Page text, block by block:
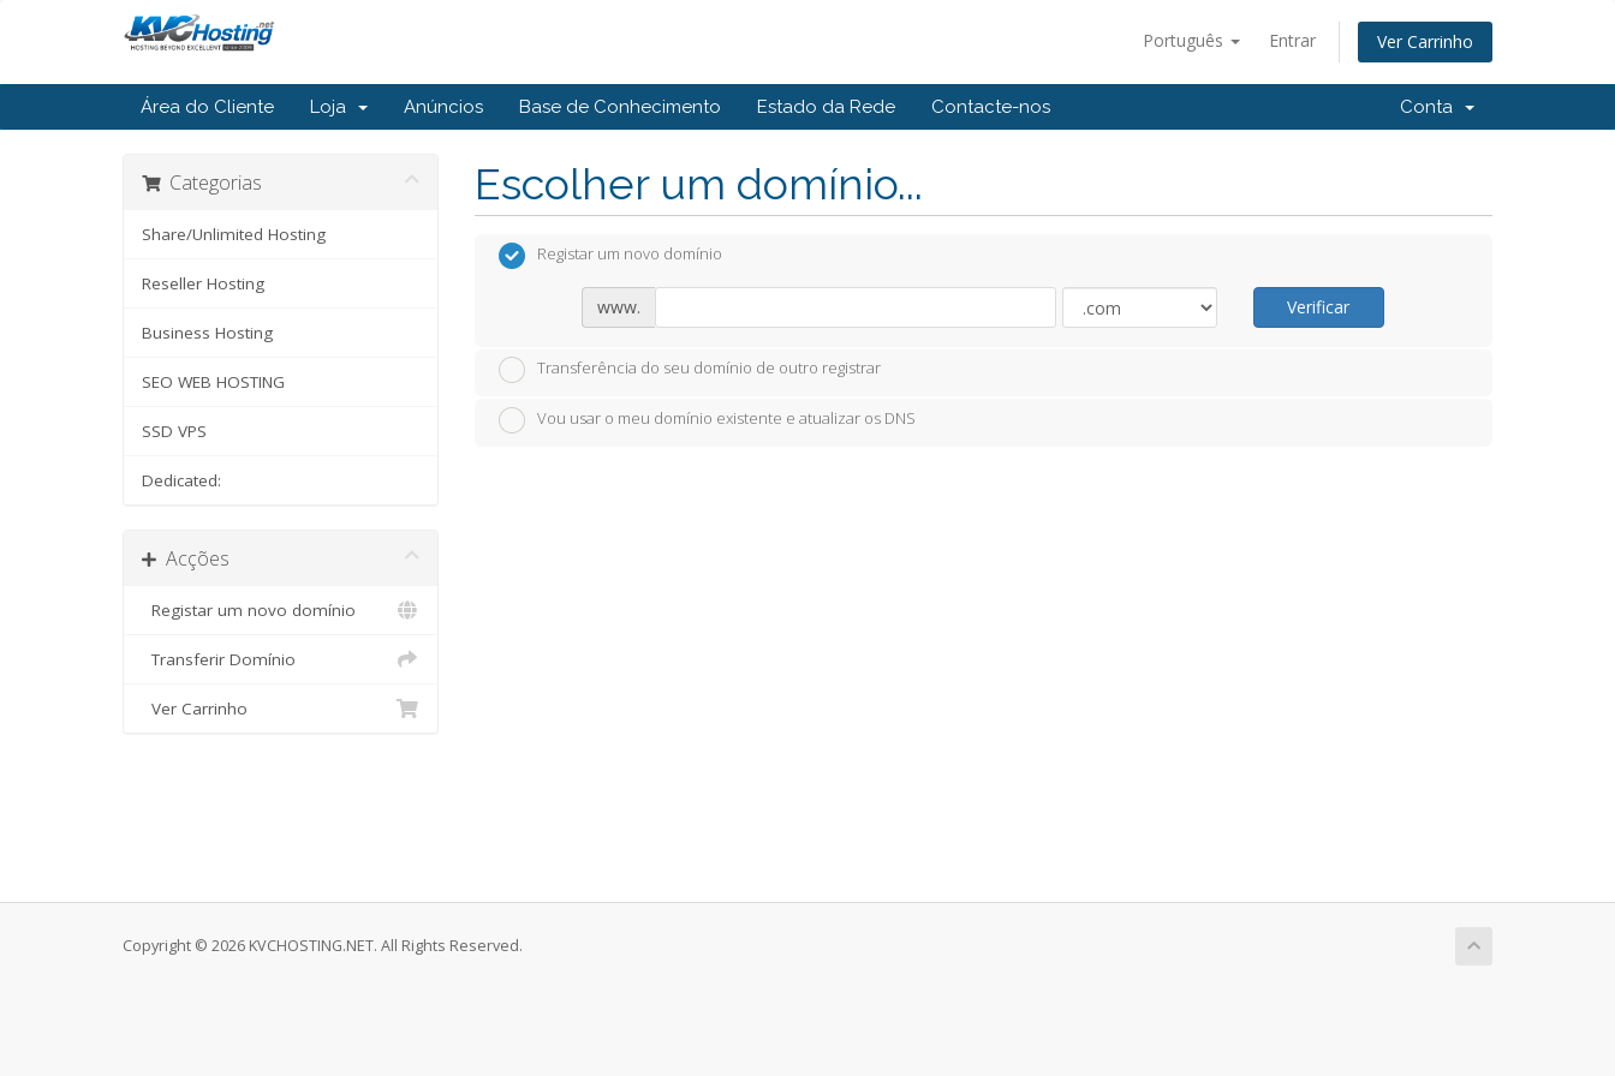
Português Entrar Ver Carrinho
Área do Cliente Loja Anúncios Base de Conhecimento Estado da Rede Contacte-nos Conta
Categorias
Share/Unlimited Hosting
Reseller Hosting
Business Hosting
SEO WEB HOSTING
SSD VPS
Dedicated:
Acções
Registar um novo domínio
Transferir Domínio
Ver Carrinho
Escolher um domínio...
Registar um novo domínio
www. Verificar
Transferência do seu domínio de outro registrar
Vou usar o meu domínio existente e atualizar os DNS
Copyright © 2026 KVCHOSTING.NET. All Rights Reserved.